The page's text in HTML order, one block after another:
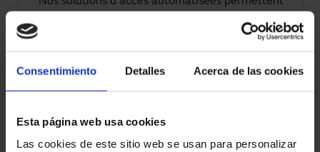
Consentimiento Detalles Acerca de las cookies
Esta página web usa cookies
Las cookies de este sitio web se usan para personalizar
l'intégration avec des plateformes intelligentes
de gestion.
Sécurité et réglementation
commandes et des automatismes qui
garantissent une utilisation sûre et sont